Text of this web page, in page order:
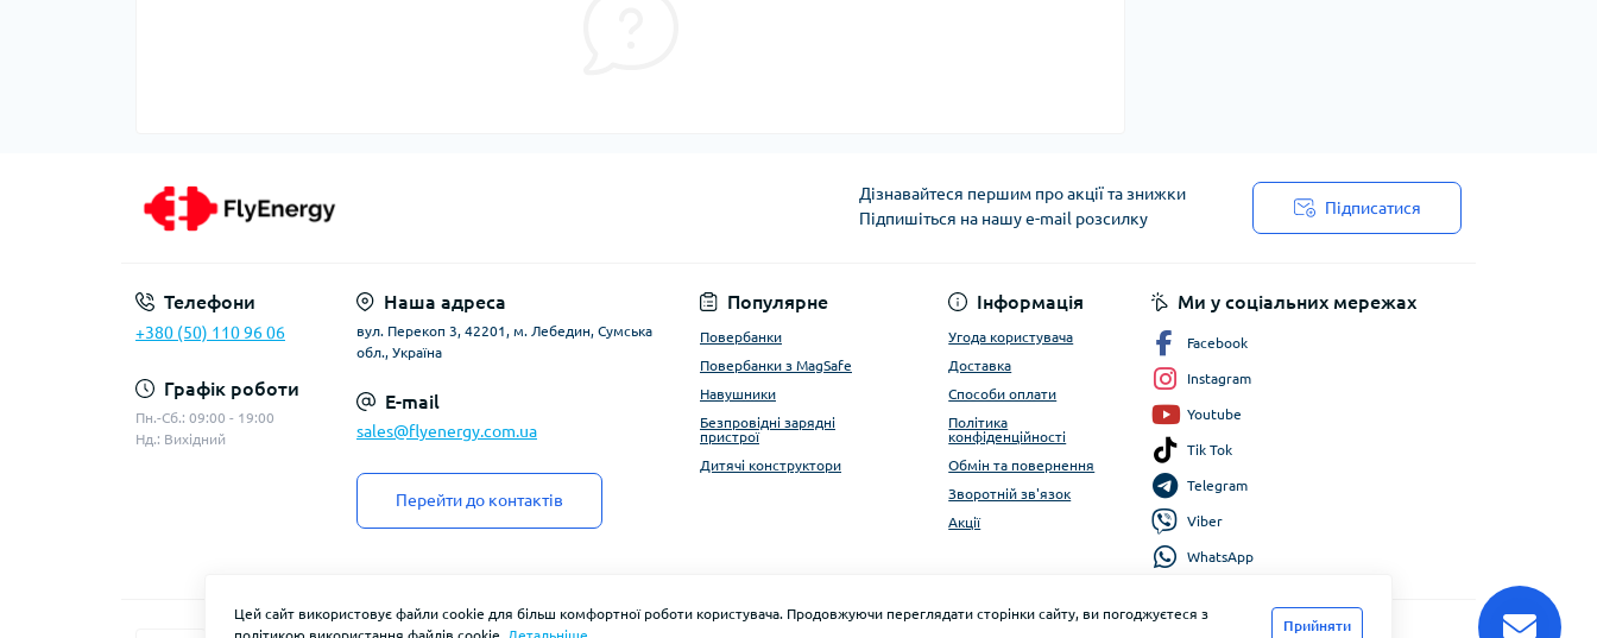
Дізнавайтеся першим про акції та знижки
Підпишіться на нашу e-mail розсилку
Підписатися
Телефони
+380 (50) 110 96 06
Графік роботи
Пн.-Сб.: 09:00 - 19:00
Нд.: Вихідний
Наша адреса
вул. Перекоп 3, 42201, м. Лебедин, Сумська
обл., Україна
E-mail
sales@flyenergy.com.ua
Перейти до контактів
Популярне
Повербанки
Повербанки з MagSafe
Навушники
Безпровідні зарядні
пристрої
Дитячі конструктори
Інформація
Угода користувача
Доставка
Способи оплати
Політика
конфіденційності
Обмін та повернення
Зворотній зв'язок
Акції
Ми у соціальних мережах
Facebook
Instagram
Youtube
Tik Tok
Telegram
Viber
WhatsApp
Цей сайт використовує файли cookie для більш комфортної роботи користувача. Продовжуючи переглядати сторінки сайту, ви погоджуєтеся з
Прийняти